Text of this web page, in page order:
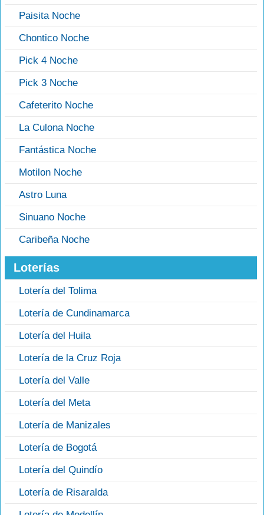
Paisita Noche
Chontico Noche
Pick 4 Noche
Pick 3 Noche
Cafeterito Noche
La Culona Noche
Fantástica Noche
Motilon Noche
Astro Luna
Sinuano Noche
Caribeña Noche
Loterías
Lotería del Tolima
Lotería de Cundinamarca
Lotería del Huila
Lotería de la Cruz Roja
Lotería del Valle
Lotería del Meta
Lotería de Manizales
Lotería de Bogotá
Lotería del Quindío
Lotería de Risaralda